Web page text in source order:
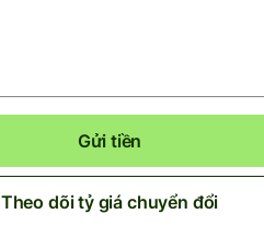
Gửi tiền
Theo dõi tỷ giá chuyển đổi